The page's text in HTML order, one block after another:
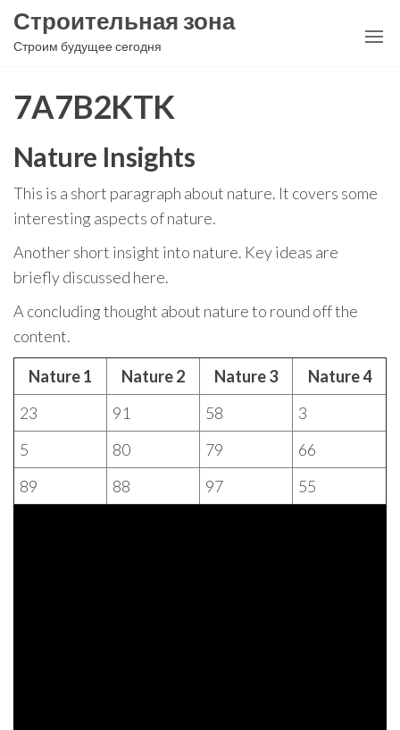
Перейти
Строительная зона
Строим будущее сегодня
7A7B2KTK
Nature Insights
This is a short paragraph about nature. It covers some
interesting aspects of nature.
Another short insight into nature. Key ideas are
briefly discussed here.
A concluding thought about nature to round off the
content.
Nature 1 Nature 2 Nature 3
Nature 4
23
91 58
3
5
80 79
66
89
88 97 55